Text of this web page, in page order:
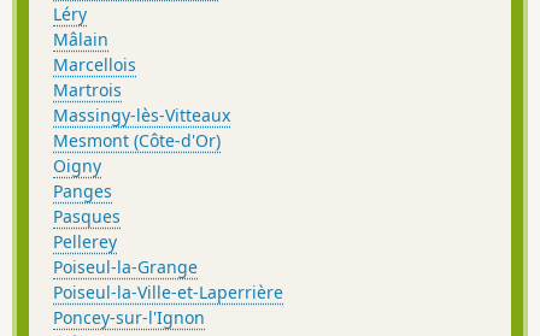
Léry
Mâlain
Marcellois
Martrois
Massingy-lès-Vitteaux
Mesmont (Côte-d'Or)
Oigny
Panges
Pasques
Pellerey
Poiseul-la-Grange
Poiseul-la-Ville-et-Laperrière
Poncey-sur-l'Ignon